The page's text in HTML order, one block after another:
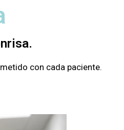
con cada paciente.